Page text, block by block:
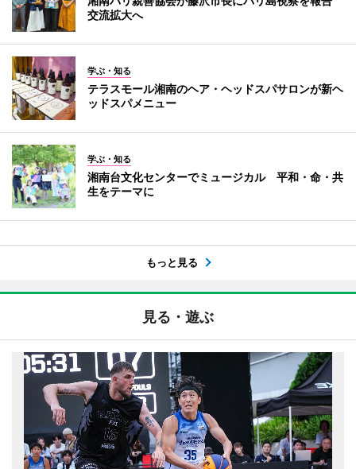
交流拡大へ
学ぶ・知る
テラスモール湘南のヘア・ヘッドスパサロンが新ヘ
ッドスパメニュー
学ぶ・知る
湘南台文化センターでミュージカル 平和・命・共
生をテーマに
もっと見る
見る・遊ぶ